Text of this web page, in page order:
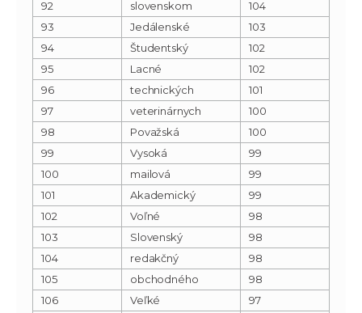
92 slovenskom
104
93
Jedálenské
103
94
Študentský
102
95
Lacné
102
96
technických
101
97
veterinárnych
100
98
Považská
100
99
Vysoká
99
100
mailová
99
101
Akademický
99
102
Voľné
98
103
Slovenský
98
104
redakčný
98
105
obchodného
98
106
Veľké
97